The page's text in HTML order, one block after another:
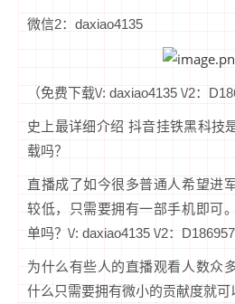
微信2：daxiao4135
（免费下载\/: daxiao4135 \/2：
史上最详细介绍 抖音挂铁黑科技
载吗？
直播成了如今很多普通人希望进
较低，只需要拥有一部手机即可
单吗？\/: daxiao4135 \/2：
为什么有些人的直播观看人数众
什么只需要拥有微小的贡献度就可